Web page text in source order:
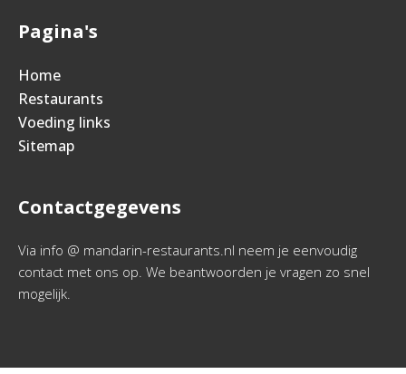
Pagina's
Home
Restaurants
Voeding links
Sitemap
Contactgegevens
Via info @ mandarin-restaurants.nl neem je eenvoudig
contact met ons op. We beantwoorden je vragen zo snel
mogelijk.